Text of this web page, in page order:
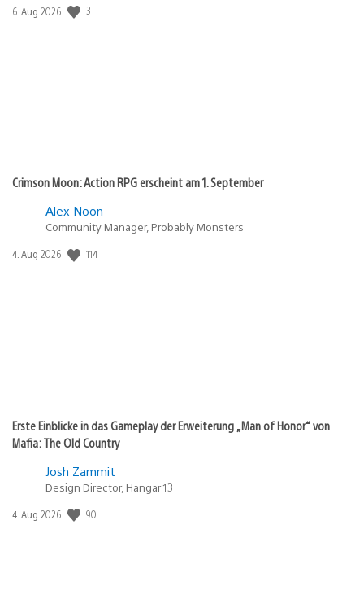
Veröffentlichungsdatum:
6. Aug 2026 3
Crimson Moon: Action RPG erscheint am 1. September
Alex Noon
Community Manager, Probably Monsters
Veröffentlichungsdatum:
4. Aug 2026 114
Erste Einblicke in das Gameplay der Erweiterung „Man of Honor“ von
Mafia: The Old Country
Josh Zammit
Design Director, Hangar 13
Veröffentlichungsdatum:
4. Aug 2026 90